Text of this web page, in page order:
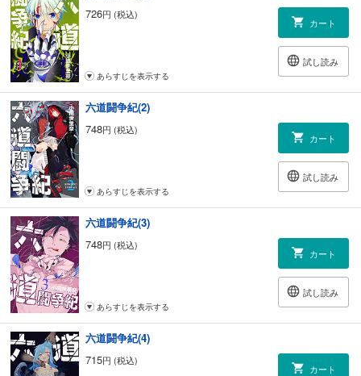
726円 (税込)
カート
試し読み
あらすじを表示する
六道闘争紀(2)
748円 (税込)
カート
試し読み
あらすじを表示する
六道闘争紀(3)
748円 (税込)
カート
試し読み
あらすじを表示する
六道闘争紀(4)
715円 (税込)
カート